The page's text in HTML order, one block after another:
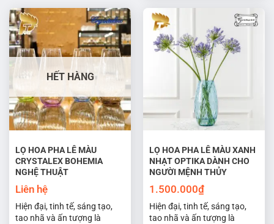
này
có
nhiều
biến
thể.
Các
chọn
có
thể
chọn
trên
trang
sản
phẩm
trọng.
phẩm
này
có
nhiều
tùy
được
chọn
trên
trang
phẩm
HẾT HÀNG
LỌ HOA PHA LÊ MÀU
CRYSTALEX BOHEMIA
NGHỆ THUẬT
Liên hệ
Hiện đại, tinh tế, sáng tạo,
tao nhã và ấn tượng là
LỌ HOA PHA LÊ MÀU XANH
NHẠT OPTIKA DÀNH CHO
NGƯỜI MỆNH THỦY
1.500.000₫
Hiện đại, tinh tế, sáng tạo,
tao nhã và ấn tượng là